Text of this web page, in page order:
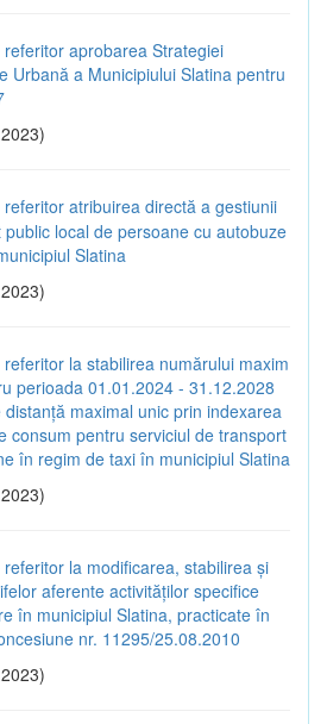
aprobarea Strategiei
Urbană a Municipiului Slatina pentru
atribuirea directă a gestiunii
local de persoane cu autobuze
Slatina
la stabilirea numărului maxim
perioada 01.01.2024 - 31.12.2028
maximal unic prin indexarea
consum pentru serviciul de transport
în regim de taxi în municipiul Slatina
la modificarea, stabilirea și
aferente activităților specifice
în municipiul Slatina, practicate în
nr. 11295/25.08.2010